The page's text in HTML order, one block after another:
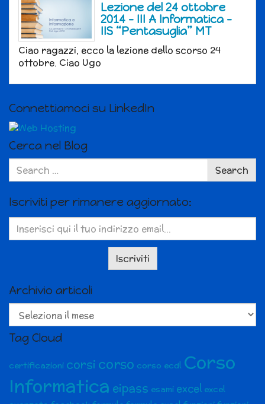
Lezione del 24 ottobre
2014 – III A Informatica –
IIS “Pentasuglia” MT
Ciao ragazzi, ecco la lezione dello scorso 24
ottobre. Ciao Ugo
Connettiamoci su LinkedIn
Cerca nel Blog
Search
for:
Search
Iscriviti per rimanere aggiornato:
Archivio articoli
Archivio
articoli
Tag Cloud
certificazioni corsi corso corso ecdl Corso
Informatica eipass esami excel excel